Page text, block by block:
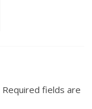
Required fields are